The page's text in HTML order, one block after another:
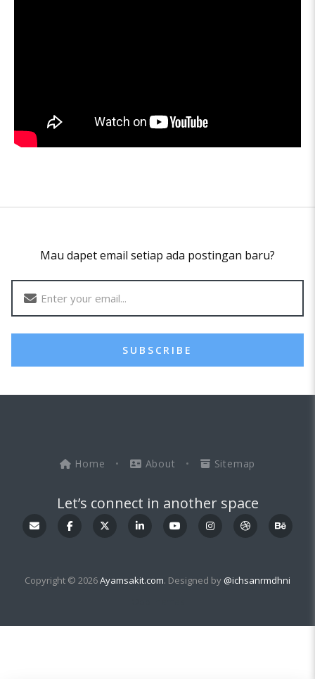
Mau dapet email setiap ada postingan baru?
SUBSCRIBE
Home • About • Sitemap
Let’s connect in another space
Copyright © 2026Ayamsakit.com. Designed by @ichsanrmdhni